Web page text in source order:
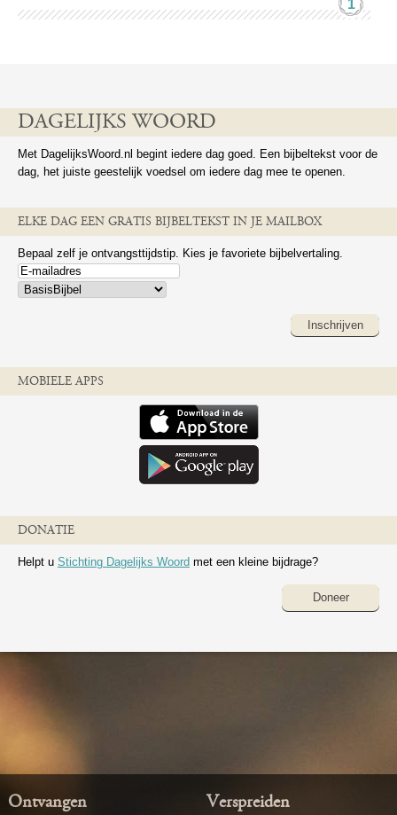
1
DAGELIJKS WOORD
Met DagelijksWoord.nl begint iedere dag goed. Een bijbeltekst voor de
dag, het juiste geestelijk voedsel om iedere dag mee te openen.
ELKE DAG EEN GRATIS BIJBELTEKST IN JE MAILBOX
Bepaal zelf je ontvangsttijdstip. Kies je favoriete bijbelvertaling.
Inschrijven
MOBIELE APPS
DONATIE
Helpt u Stichting Dagelijks Woord met een kleine bijdrage?
Doneer
Ontvangen Verspreiden